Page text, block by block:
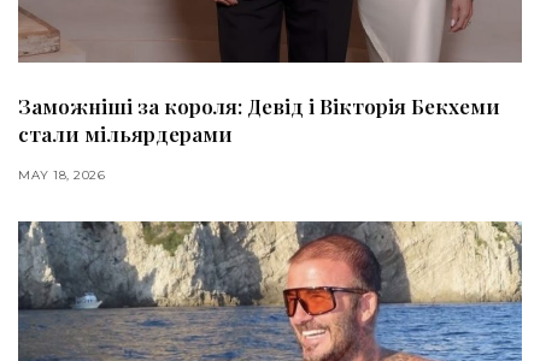
Заможніші за короля: Девід і Вікторія Бекхеми
стали мільярдерами
MAY 18, 2026